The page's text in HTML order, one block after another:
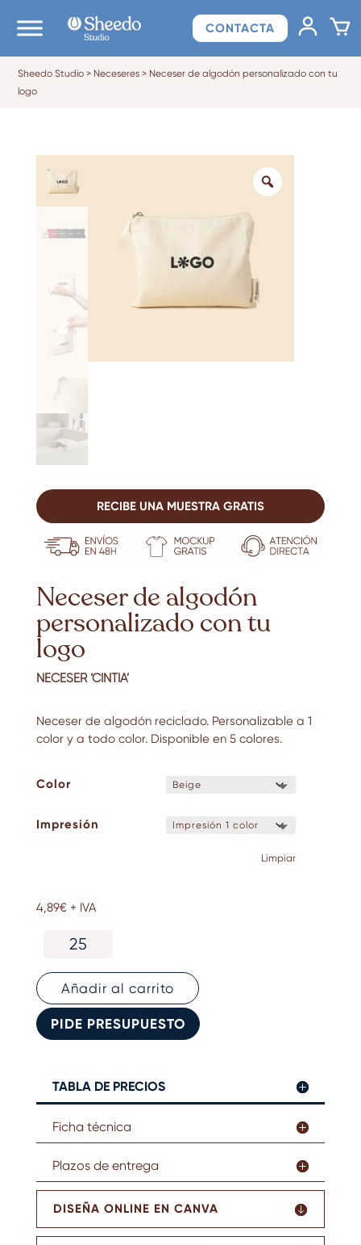
CONTACTA
Sheedo Studio > Neceseres > Neceser de algodón personalizado con tu
logo
RECIBE UNA MUESTRA GRATIS
Neceser de algodón
personalizado con tu
logo
NECESER ‘CINTIA’
Neceser de algodón reciclado.Personalizable a 1
color y a todo color. Disponible en 5 colores.
Color
Impresión
Limpiar
4,89€ + IVA
personalizado
con
tu
logo
Añadir al carrito
PIDE PRESUPUESTO
TABLA DE PRECIOS
Ficha técnica
Plazos de entrega
DISEÑA ONLINE EN CANVA